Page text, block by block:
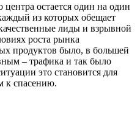
центра остается один на один
из которых обещает
лиды и взрывной
роста рынка
продуктов было, в большей
– трафика и так было
это становится для
к спасению.